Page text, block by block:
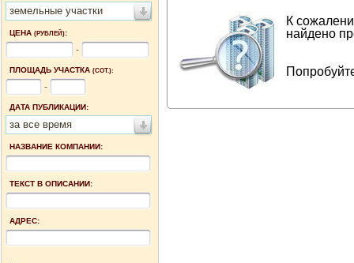
земельные участки
ЦЕНА (РУБЛЕЙ):
-
ПЛОЩАДЬ УЧАСТКА (СОТ.):
-
ДАТА ПУБЛИКАЦИИ:
за все время
НАЗВАНИЕ КОМПАНИИ:
ТЕКСТ В ОПИСАНИИ:
АДРЕС:
К
найдено